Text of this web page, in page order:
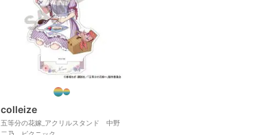
colleize
五等分の花嫁_アクリルスタンド 中野